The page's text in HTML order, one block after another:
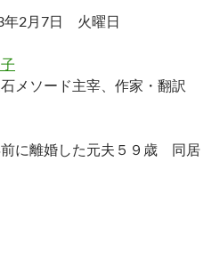
年2月7日 火曜日
石メソード主宰、作家・翻訳
に離婚した元夫５９歳 同居